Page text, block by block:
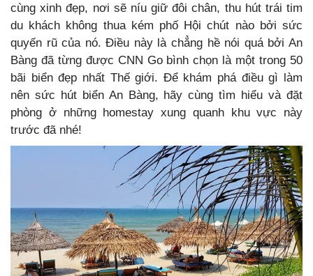
cùng xinh đẹp, nơi sẽ níu giữ đôi chân, thu hút trái tim
du khách không thua kém phố Hội chút nào bởi sức
quyến rũ của nó. Điều này là chẳng hề nói quá bởi An
Bàng đã từng được CNN Go bình chọn là một trong 50
bãi biển đẹp nhất Thế giới. Để khám phá điều gì làm
nên sức hút biển An Bàng, hãy cùng tìm hiểu và đặt
phòng ở những homestay xung quanh khu vực này
trước đã nhé!